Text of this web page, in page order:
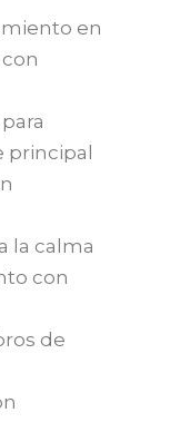
en
principal
la calma
con
de